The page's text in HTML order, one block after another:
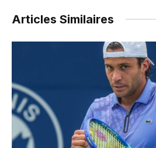
Articles Similaires